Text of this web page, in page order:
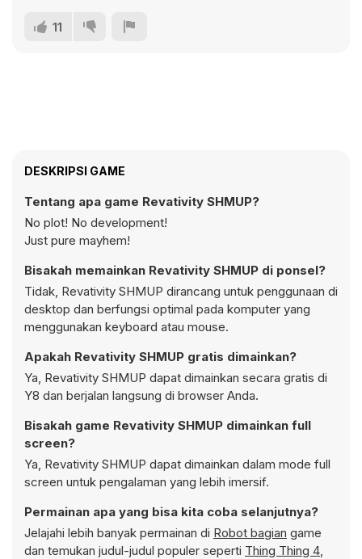
11
DESKRIPSI GAME
Tentang apa game Revativity SHMUP?
No plot! No development!
Just pure mayhem!
Bisakah memainkan Revativity SHMUP di ponsel?
Tidak, Revativity SHMUP dirancang untuk penggunaan di
desktop dan berfungsi optimal pada komputer yang
menggunakan keyboard atau mouse.
Apakah Revativity SHMUP gratis dimainkan?
Ya, Revativity SHMUP dapat dimainkan secara gratis di
Y8 dan berjalan langsung di browser Anda.
Bisakah game Revativity SHMUP dimainkan full
screen?
Ya, Revativity SHMUP dapat dimainkan dalam mode full
screen untuk pengalaman yang lebih imersif.
Permainan apa yang bisa kita coba selanjutnya?
Jelajahi lebih banyak permainan di Robot bagian game
dan temukan judul-judul populer seperti Thing Thing 4,